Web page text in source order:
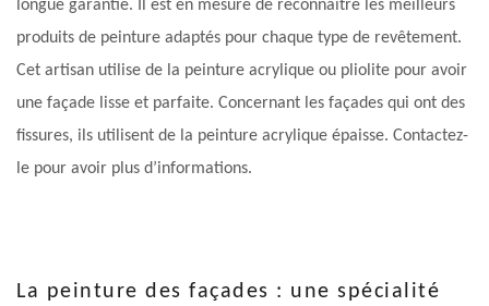
longue garantie. Il est en mesure de reconnaitre les meilleurs
produits de peinture adaptés pour chaque type de revêtement.
Cet artisan utilise de la peinture acrylique ou pliolite pour avoir
une façade lisse et parfaite. Concernant les façades qui ont des
fissures, ils utilisent de la peinture acrylique épaisse. Contactez-
le pour avoir plus d’informations.
La peinture des façades : une spécialité